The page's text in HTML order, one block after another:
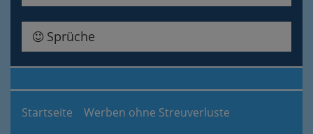
Sprüche
Startseite Werben ohne Streuverluste